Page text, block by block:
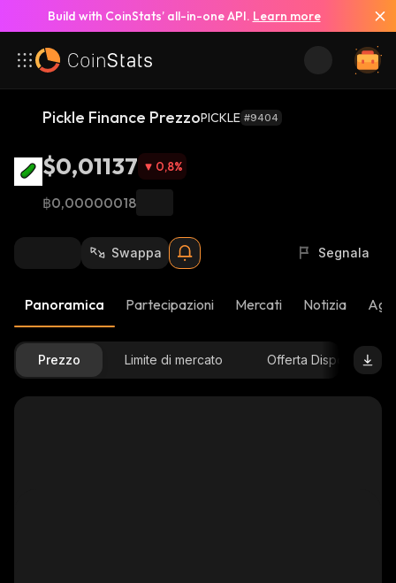
Build with CoinStats’ all-in-one API. Learn more
Pickle Finance PrezzoPICKLE #9404
$0,01137 0,8%
฿0,00000018
Swappa Segnala
Panoramica Partecipazioni Mercati Notizia
Prezzo Limite di mercato Offerta Disponibile